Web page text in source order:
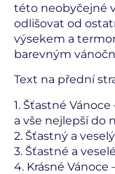
této neobyčejné
odlišovat od
výsekem a
barevným
Text na přední
1. Šťastné
a vše nejlepší do
2. Šťastný a
3. Šťastné a
4. Krásné